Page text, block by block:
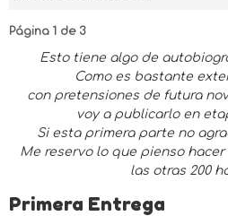
Página 1 de 3
Esto tiene algo de
Como es bastante
con pretensiones de futura
voy a publicarlo en
Si esta primera parte no
Me reservo lo que pienso hacer
las otras 200
Primera Entrega